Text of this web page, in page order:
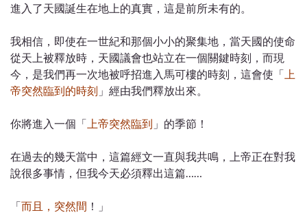
進入了天國誕生在地上的真實，這是前所未有的。
我相信，即使在一世紀和那個小小的聚集地，當天國的使命
從天上被釋放時，天國議會也站立在一個關鍵時刻，而現
今，是我們再一次地被呼招進入馬可樓的時刻，這會使「 上
帝突然臨到的時刻 」經由我們釋放出來。
你將進入一個「 上帝突然臨到 」的季節！
在過去的幾天當中，這篇經文一直與我共鳴，上帝正在對我
說很多事情，但我今天必須釋出這篇……
「而且，突然間 ！」